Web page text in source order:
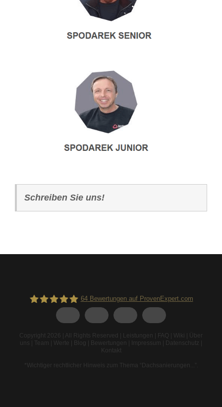
Schreiben Sie uns!
64Bewertungen auf ProvenExpert.com
Copyright 2026 | All Rights Reserved | Leistungen | FAQ | Wiki | Über
uns | Team | Werte | Blog | Bewertungen | Impressum | Datenschutz |
Kontakt
*Wichtiger rechtlicher Hinweis zum Thema “Dachsanierungen...” .